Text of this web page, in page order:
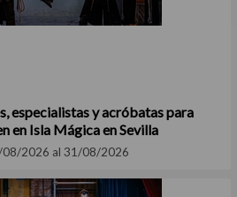
especialistas y acróbatas para
en Isla Mágica en Sevilla
08/2026 al 31/08/2026